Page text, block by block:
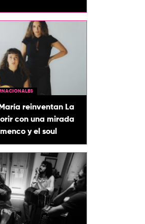
reinventan La
con una mirada
y el soul